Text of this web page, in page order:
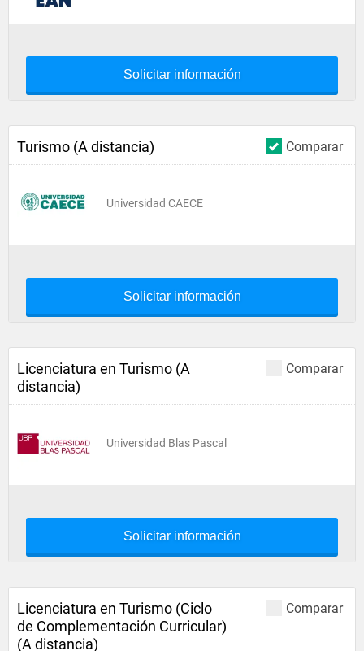
Solicitar información
Comparar
Turismo (A distancia)
Universidad CAECE
Solicitar información
Comparar
Licenciatura en Turismo (A
distancia)
Universidad Blas Pascal
Solicitar información
Comparar
Licenciatura en Turismo (Ciclo
de Complementación Curricular)
(A distancia)